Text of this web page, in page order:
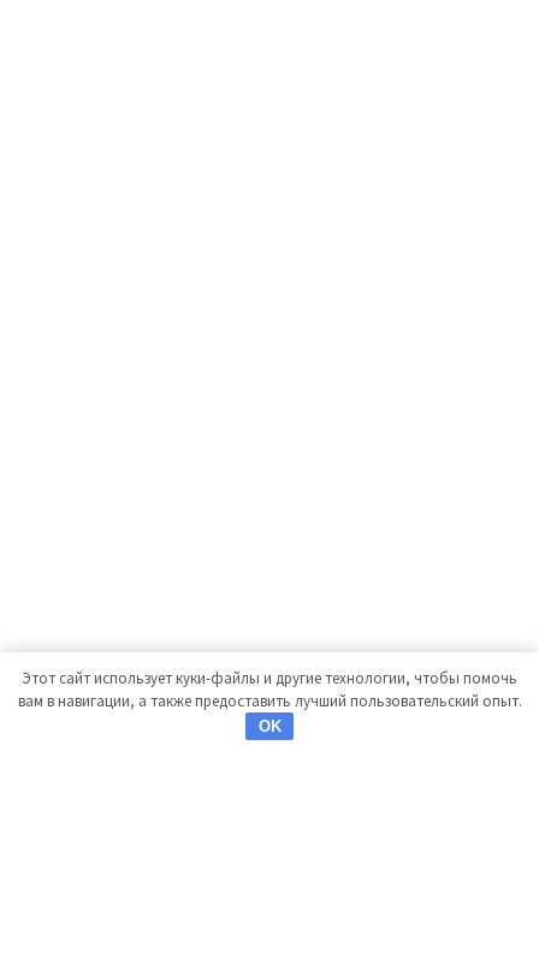
Этот сайт использует куки-файлы и другие технологии, чтобы помочь
вам в навигации, а также предоставить лучший пользовательский опыт.
OK